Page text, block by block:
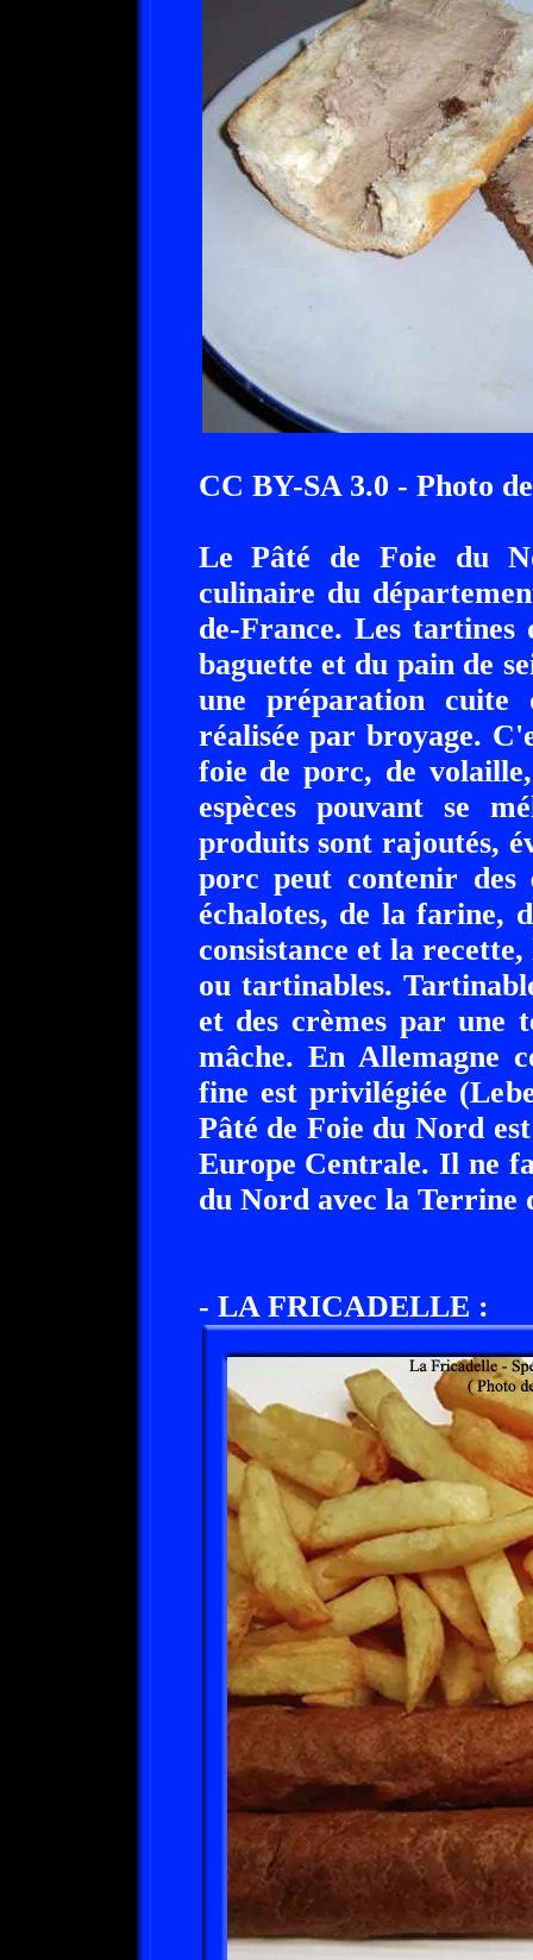
CC BY-SA 3.0 - Photo
Le Pâté de Foie du
culinaire du
de-France. Les
baguette et du pain de
une préparation cuite
réalisée par broyage.
foie de porc, de
espèces pouvant se
produits sont rajoutés,
porc peut contenir des
échalotes, de la farine,
consistance et la
ou tartinables.
et des crèmes par une
mâche. En Allemagne
fine est privilégiée
Pâté de Foie du Nord
Europe Centrale. Il ne
du Nord avec la Terrine
- LA FRICADELLE :